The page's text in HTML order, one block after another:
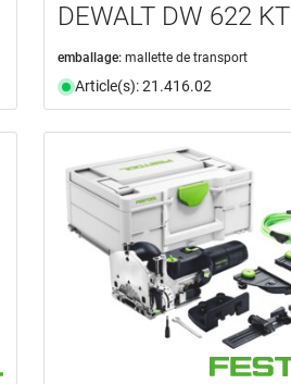
DEWALT DW 622 KT
emballage: mallette de transport
Article(s): 21.416.02